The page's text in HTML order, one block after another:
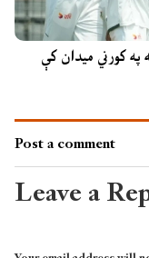
کورني میدان کې
Post a comment
Leave a